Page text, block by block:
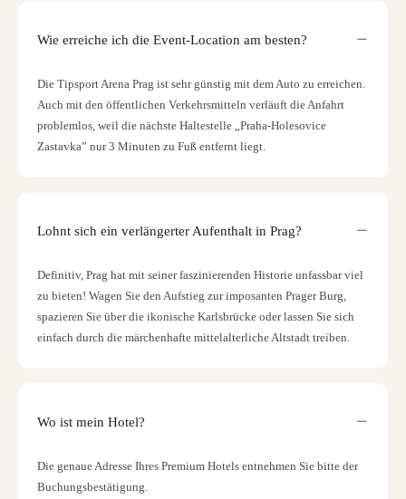
Wie erreiche ich die Event-Location am besten?
Die Tipsport Arena Prag ist sehr günstig mit dem Auto zu erreichen.
Auch mit den öffentlichen Verkehrsmitteln verläuft die Anfahrt
problemlos, weil die nächste Haltestelle „Praha-Holesovice
Zastavka” nur 3 Minuten zu Fuß entfernt liegt.
Lohnt sich ein verlängerter Aufenthalt in Prag?
Definitiv, Prag hat mit seiner faszinierenden Historie unfassbar viel
zu bieten! Wagen Sie den Aufstieg zur imposanten Prager Burg,
spazieren Sie über die ikonische Karlsbrücke oder lassen Sie sich
einfach durch die märchenhafte mittelalterliche Altstadt treiben.
Wo ist mein Hotel?
Die genaue Adresse Ihres Premium Hotels entnehmen Sie bitte der
Buchungsbestätigung.